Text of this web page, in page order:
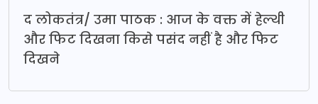
द लोकतंत्र/ उमा पाठक : आज के वक्त में हेल्थी
और फिट दिखना किसे पसंद नहीं है और फिट
दिखने